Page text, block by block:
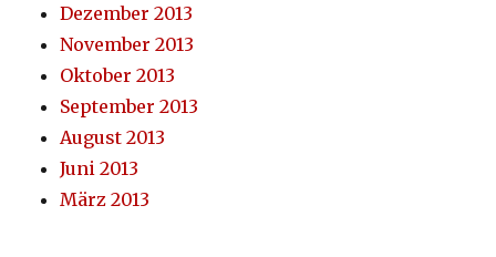
Dezember 2013
November 2013
Oktober 2013
September 2013
August 2013
Juni 2013
März 2013